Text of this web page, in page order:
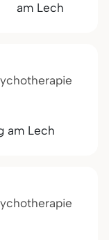
am Lech
am Lech